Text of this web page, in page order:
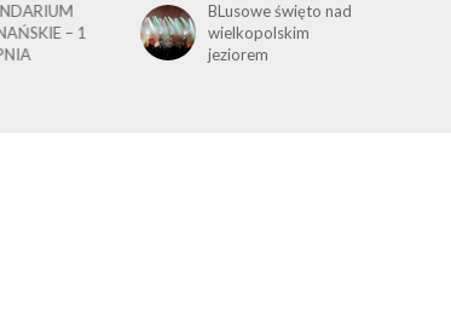
– 1
BLusowe święto nad
wielkopolskim
jeziorem